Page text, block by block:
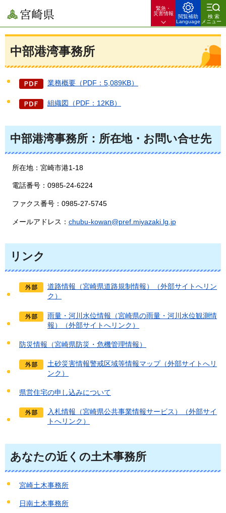
宮崎県
緊急・
災害情報
閲覧補助
Language
検索
メニュー
中部港湾事務所
業務概要（PDF：5,089KB）
組織図（PDF：12KB）
中部港湾事務所：所在地・お問い合せ先
所在地：宮崎市港1-18
電話番号：0985-24-6224
ファクス番号：0985-27-5745
メールアドレス： chubu-kowan@pref.miyazaki.lg.jp
リンク
道路情報（宮崎県道路規制情報）（外部サイトへリン
ク）
雨量・河川水位情報（宮崎県の雨量・河川水位観測情
報）（外部サイトへリンク）
防災情報（宮崎県防災・危機管理情報）
土砂災害情報警戒区域等情報マップ（外部サイトへリ
ンク）
県営住宅の申し込みについて
入札情報（宮崎県公共事業情報サービス）（外部サイ
トへリンク）
あなたの近くの土木事務所
宮崎土木事務所
日南土木事務所